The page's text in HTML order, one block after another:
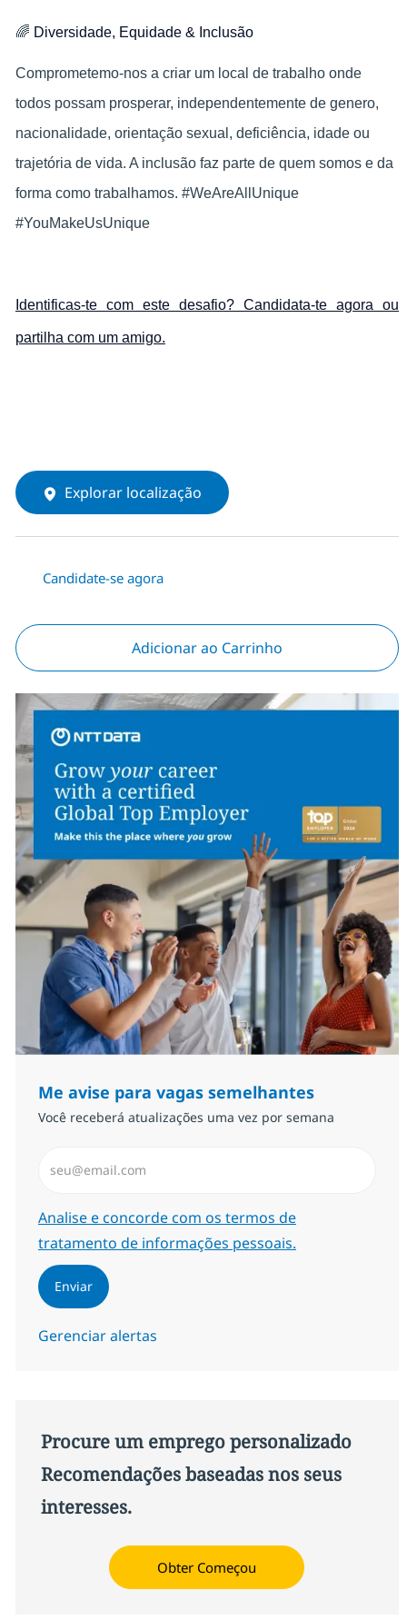
🌈 Diversidade, Equidade & Inclusão
Comprometemo-nos a criar um local de trabalho onde
todos possam prosperar, independentemente de genero,
nacionalidade, orientação sexual, deficiência, idade ou
trajetória de vida. A inclusão faz parte de quem somos e da
forma como trabalhamos. #WeAreAllUnique
#YouMakeUsUnique
Identificas-te com este desafio? Candidata-te agora ou
partilha com um amigo.
Explorar localização
Candidate-se agora
Adicionar ao Carrinho
Me avise para vagas semelhantes
Você receberá atualizações uma vez por semana
Required
Analise e concorde com os termos de
tratamento de informações pessoais.
Enviar
Gerenciar alertas
Procure um emprego personalizado
Recomendações baseadas nos seus
interesses.
Obter Começou